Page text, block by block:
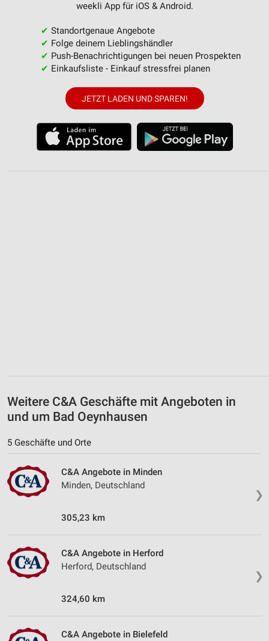
weekli App für iOS & Android.
✔ Standortgenaue Angebote
✔ Folge deinem Lieblingshändler
✔ Push-Benachrichtigungen bei neuen Prospekten
✔ Einkaufsliste - Einkauf stressfrei planen
JETZT LADEN UND SPAREN!
Weitere C&A Geschäfte mit Angeboten in
und um Bad Oeynhausen
5 Geschäfte und Orte
❯
C&A Angebote in Minden
Minden, Deutschland
305,23 km
❯
C&A Angebote in Herford
Herford, Deutschland
324,60 km
C&A Angebote in Bielefeld